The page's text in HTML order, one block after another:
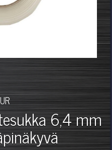
6,4 mm